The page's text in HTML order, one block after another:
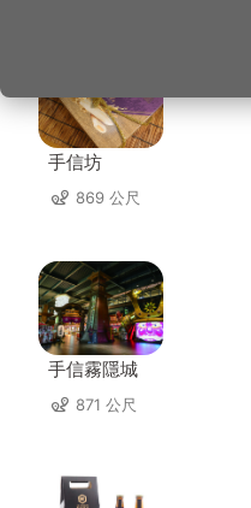
手信坊
869 公尺
手信霧隱城
871 公尺